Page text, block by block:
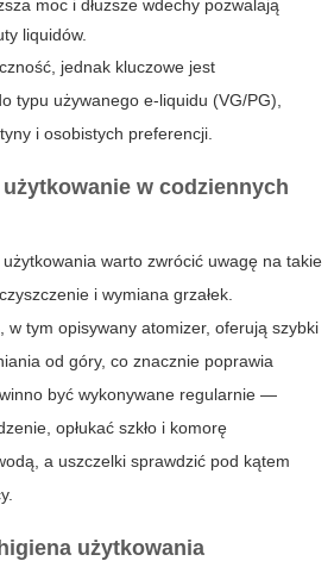
moc i dłuższe wdechy pozwalają
liquidów.
jednak kluczowe jest
typu używanego e‑liquidu (VG/PG),
i osobistych preferencji.
w codziennych
warto zwrócić uwagę na takie
i wymiana grzałek.
w tym opisywany atomizer, oferują szybki
od góry, co znacznie poprawia
być wykonywane regularnie —
opłukać szkło i komorę
a uszczelki sprawdzić pod kątem
użytkowania